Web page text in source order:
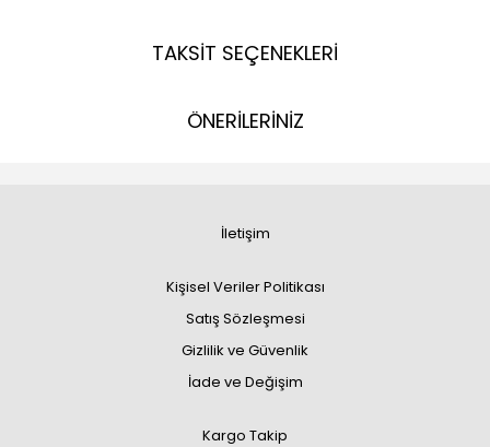
TAKSİT SEÇENEKLERİ
ÖNERİLERİNİZ
İletişim
Kişisel Veriler Politikası
Satış Sözleşmesi
Gizlilik ve Güvenlik
İade ve Değişim
Kargo Takip